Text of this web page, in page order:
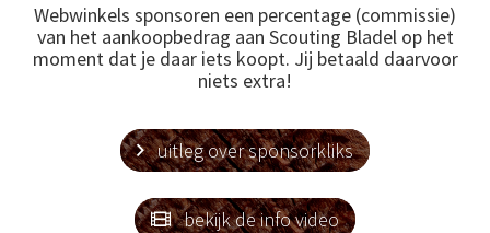
Webwinkels sponsoren een percentage (commissie)
van het aankoopbedrag aan Scouting Bladel op het
moment dat je daar iets koopt. Jij betaald daarvoor
niets extra!
 uitleg over sponsorkliks
 bekijk de info video